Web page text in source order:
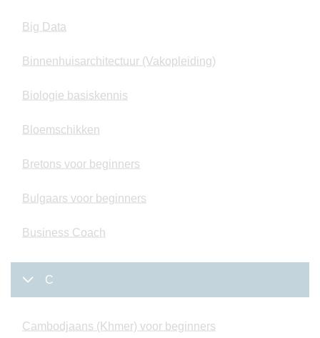
Big Data
Binnenhuisarchitectuur (Vakopleiding)
Biologie basiskennis
Bloemschikken
Bretons voor beginners
Bulgaars voor beginners
Business Coach
C
Cambodjaans (Khmer) voor beginners